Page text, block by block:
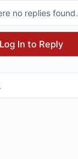
no replies found.
Log In to Reply